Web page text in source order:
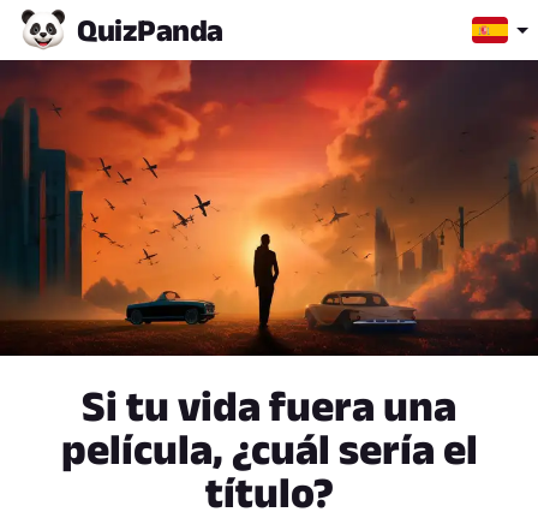
QuizPanda
Si tu vida fuera una
película, ¿cuál sería el
título?